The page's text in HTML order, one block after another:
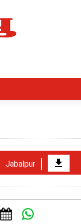
Jabalpur